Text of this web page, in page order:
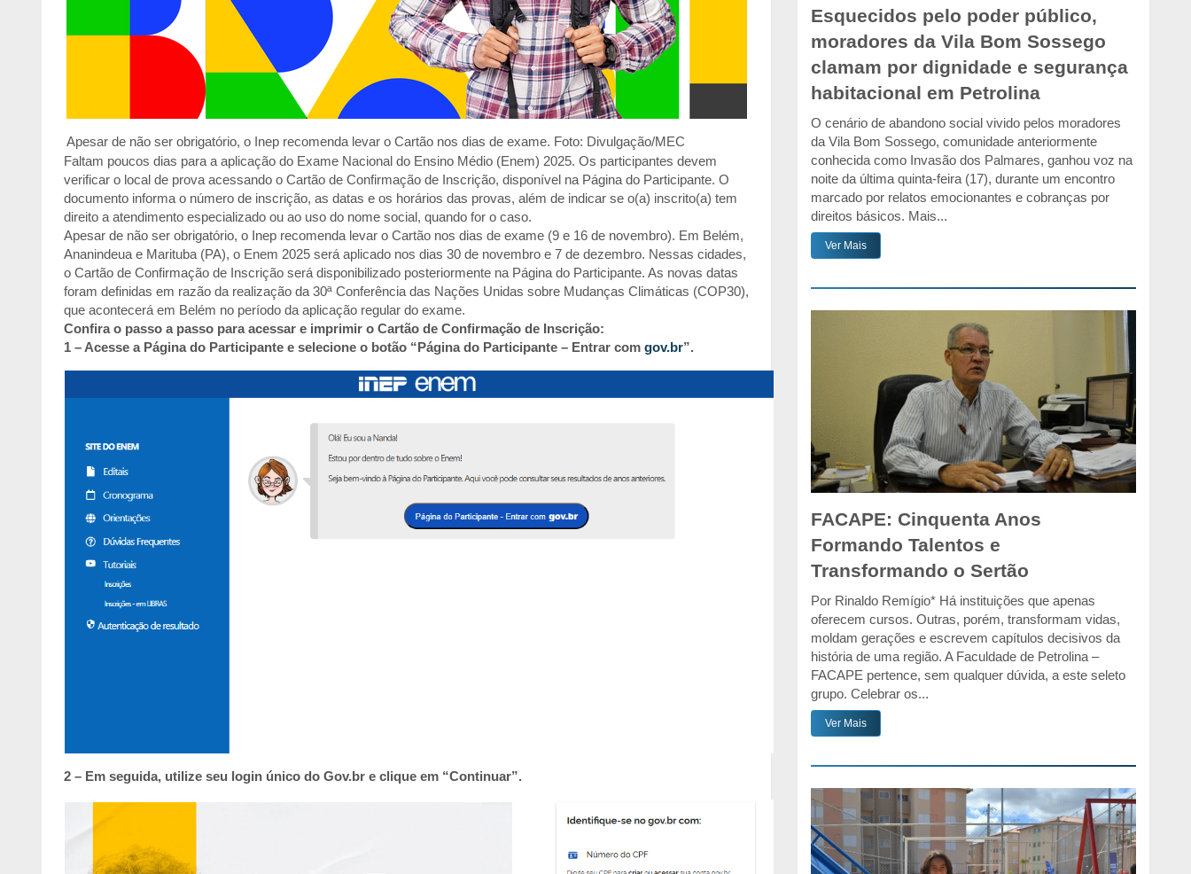
Apesar de não ser obrigatório, o Inep recomenda levar o Cartão nos dias de exame. Foto: Divulgação/MEC
Faltam poucos dias para a aplicação do Exame Nacional do Ensino Médio (Enem) 2025. Os participantes devem
verificar o local de prova acessando o Cartão de Confirmação de Inscrição, disponível na Página do Participante. O
documento informa o número de inscrição, as datas e os horários das provas, além de indicar se o(a) inscrito(a) tem
direito a atendimento especializado ou ao uso do nome social, quando for o caso.
Apesar de não ser obrigatório, o Inep recomenda levar o Cartão nos dias de exame (9 e 16 de novembro). Em Belém,
Ananindeua e Marituba (PA), o Enem 2025 será aplicado nos dias 30 de novembro e 7 de dezembro. Nessas cidades,
o Cartão de Confirmação de Inscrição será disponibilizado posteriormente na Página do Participante. As novas datas
foram definidas em razão da realização da 30ª Conferência das Nações Unidas sobre Mudanças Climáticas (COP30),
que acontecerá em Belém no período da aplicação regular do exame.
Confira o passo a passo para acessar e imprimir o Cartão de Confirmação de Inscrição:
1 – Acesse a Página do Participante e selecione o botão “Página do Participante – Entrar com gov.br”.
2 – Em seguida, utilize seu login único do Gov.br e clique em “Continuar”.
Esquecidos pelo poder público,
moradores da Vila Bom Sossego
clamam por dignidade e segurança
habitacional em Petrolina
O cenário de abandono social vivido pelos moradores
da Vila Bom Sossego, comunidade anteriormente
conhecida como Invasão dos Palmares, ganhou voz na
noite da última quinta-feira (17), durante um encontro
marcado por relatos emocionantes e cobranças por
direitos básicos. Mais...
Ver Mais
FACAPE: Cinquenta Anos
Formando Talentos e
Transformando o Sertão
Por Rinaldo Remígio* Há instituições que apenas
oferecem cursos. Outras, porém, transformam vidas,
moldam gerações e escrevem capítulos decisivos da
história de uma região. A Faculdade de Petrolina –
FACAPE pertence, sem qualquer dúvida, a este seleto
grupo. Celebrar os...
Ver Mais